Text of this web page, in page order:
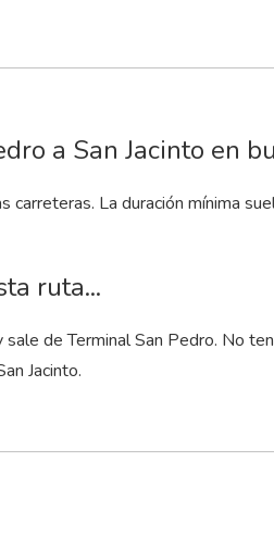
a San Jacinto en
La duración mínima
ruta...
de Terminal San Pedro. No
Jacinto.